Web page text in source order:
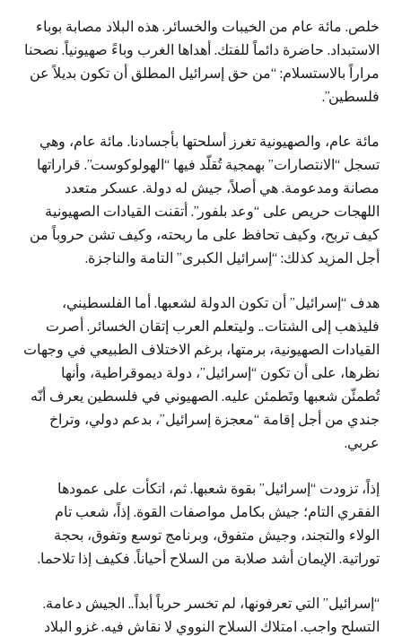
خلص. مائة عام من الخيبات والخسائر. هذه البلاد مصابة بوباء
الاستبداد. حاضرة دائماً للفتك. أهداها الغرب وباءً صهيونياً. نصحنا
مراراً بالاستسلام: “من حق إسرائيل المطلق أن تكون بديلاً عن
فلسطين”.
مائة عام، والصهيونية تغرز أسلحتها بأجسادنا. مائة عام، وهي
تسجل “الانتصارات” بهمجية تُقلّد فيها “الهولوكوست”. قراراتها
مصانة ومدعومة. هي أصلاً، جيش له دولة. عسكر متعدد
اللهجات حريص على “وعد بلفور”. أتقنت القيادات الصهيونية
كيف تربح، وكيف تحافظ على ما ربحته، وكيف تشن حروباً من
أجل المزيد كذلك: “إسرائيل الكبرى” التامة والناجزة.
هدف “إسرائيل” أن تكون الدولة لشعبها. أما الفلسطيني،
فليذهب إلى الشتات.. وليتعلم العرب إتقان الخسائر. أصرت
القيادات الصهيونية، برمتها، برغم الاختلاف الطبيعي في وجهات
نظرها، على أن تكون “إسرائيل”، دولة ديموقراطية، وأنها
تُطمئّن شعبها وتَطمئن عليه. الصهيوني في فلسطين يعرف أنّه
جندي من أجل إقامة “معجزة إسرائيل”، بدعم دولي، وتراخ
عربي.
إذاً، تزودت “إسرائيل” بقوة شعبها. ثم، اتكأت على عمودها
الفقري التام؛ جيش بكامل مواصفات القوة. إذاً، شعب تام
الولاء والتجند، وجيش متفوق، وبرنامج توسع وتفوق، بحجة
توراتية. الإيمان أشد صلابة من السلاح أحياناً. فكيف إذا تلاحما.
“إسرائيل” التي تعرفونها، لم تخسر حرباً أبداً.. الجيش دعامة.
التسلح واجب. امتلاك السلاح النووي لا نقاش فيه. غزو البلاد